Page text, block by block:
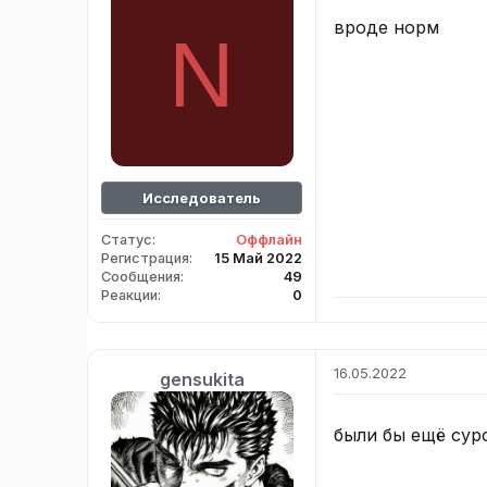
N
Исследователь
Статус
Оффлайн
Регистрация
15 Май 2022
Сообщения
49
Реакции
0
вроде норм
gensukita 16.05.2022
были бы ещё